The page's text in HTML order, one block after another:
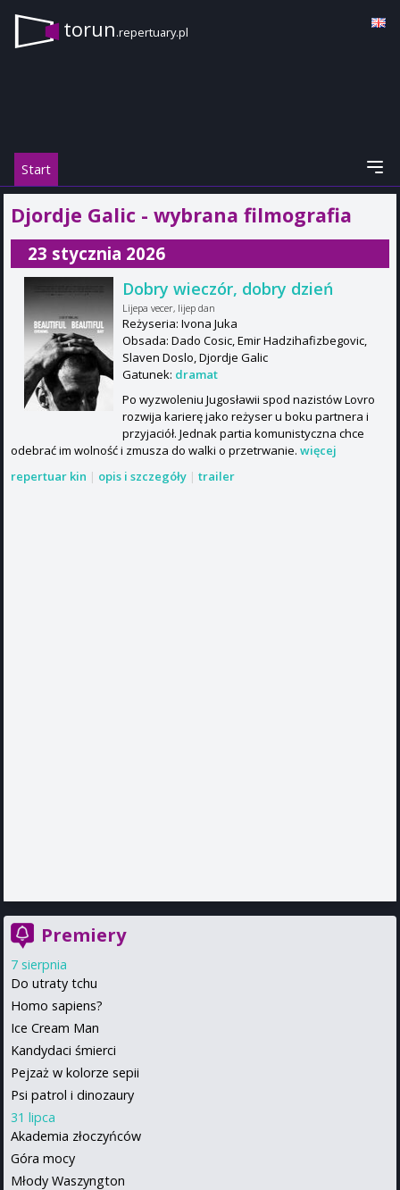
torun.repertuary.pl
Start
Djordje Galic - wybrana filmografia
23 stycznia 2026
Dobry wieczór, dobry dzień
Lijepa vecer, lijep dan
Reżyseria: Ivona Juka
Obsada: Dado Cosic, Emir Hadzihafizbegovic,
Slaven Doslo, Djordje Galic
Gatunek: dramat
Po wyzwoleniu Jugosławii spod nazistów Lovro
rozwija karierę jako reżyser u boku partnera i
przyjaciół. Jednak partia komunistyczna chce
odebrać im wolność i zmusza do walki o przetrwanie. więcej
repertuar kin | opis i szczegóły | trailer
Premiery
7 sierpnia
Do utraty tchu
Homo sapiens?
Ice Cream Man
Kandydaci śmierci
Pejzaż w kolorze sepii
Psi patrol i dinozaury
31 lipca
Akademia złoczyńców
Góra mocy
Młody Waszyngton